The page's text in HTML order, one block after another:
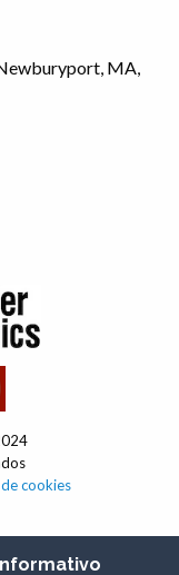
MA,
cookies